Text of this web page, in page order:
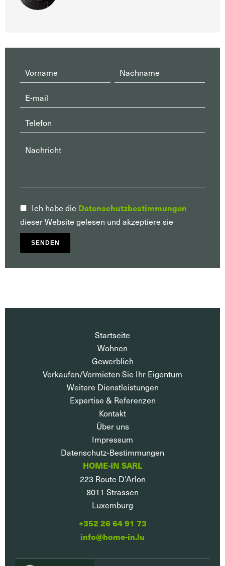
Ich habe die Datenschutzbestimmungen
dieser Website gelesen und akzeptiere sie
SENDEN
Startseite
Wohnen
Gewerblich
Verkaufen/Vermieten Sie Ihr Eigentum
Weitere Dienstleistungen
Expertise & Referenzen
Kontakt
Über uns
Impressum
Datenschutz-Bestimmungen
HOME-IN SARL
223 Route D'Arlon
8011 Strassen
Luxemburg
+352 26 64 91 73
info@home-in.lu